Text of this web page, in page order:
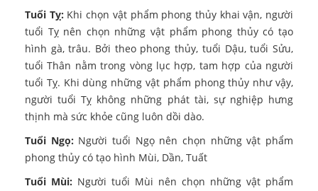
Tuổi Tỵ: Khi chọn vật phẩm phong thủy khai vận, người
tuổi Tỵ nên chọn những vật phẩm phong thủy có tạo
hình gà, trâu. Bởi theo phong thủy, tuổi Dậu, tuổi Sửu,
tuổi Thân nằm trong vòng lục hợp, tam hợp của người
tuổi Tỵ. Khi dùng những vật phẩm phong thủy như vậy,
người tuổi Tỵ không những phát tài, sự nghiệp hưng
thịnh mà sức khỏe cũng luôn dồi dào.
Tuổi Ngọ: Người tuổi Ngọ nên chọn những vật phẩm
phong thủy có tạo hình Mùi, Dần, Tuất
Tuổi Mùi: Người tuổi Mùi nên chọn những vật phẩm